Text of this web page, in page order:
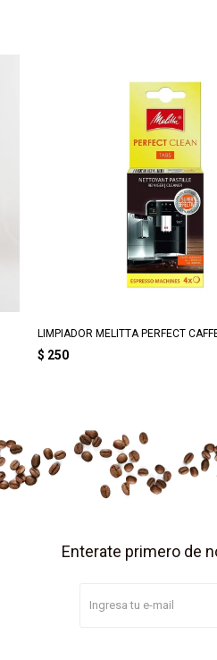
LIMPIADOR MELITTA PERFECT
$ 250
Enterate primero de